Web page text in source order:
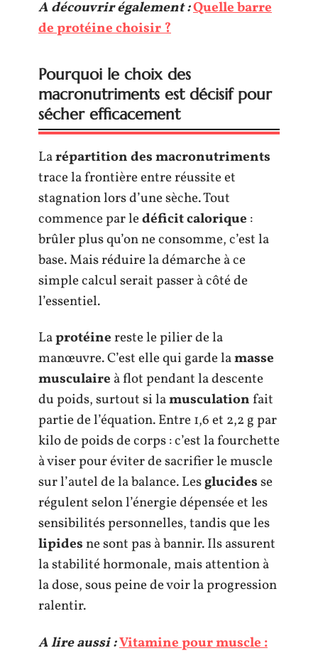
A découvrir également :Quelle barre
de protéine choisir ?
Pourquoi le choix des
macronutriments est décisif pour
sécher efficacement
Larépartition des macronutriments
trace la frontière entre réussite et
stagnation lors d’une sèche. Tout
commence par ledéficit calorique :
brûler plus qu’on ne consomme, c’est la
base. Mais réduire la démarche à ce
simple calcul serait passer à côté de
l’essentiel.
Laprotéinereste le pilier de la
manœuvre. C’est elle qui garde lamasse
musculaire à flot pendant la descente
du poids, surtout si lamusculationfait
partie de l’équation. Entre 1,6 et 2,2 g par
kilo de poids de corps : c’est la fourchette
à viser pour éviter de sacrifier le muscle
sur l’autel de la balance. Lesglucidesse
régulent selon l’énergie dépensée et les
sensibilités personnelles, tandis que les
lipidesne sont pas à bannir. Ils assurent
la stabilité hormonale, mais attention à
la dose, sous peine de voir la progression
ralentir.
A lire aussi :Vitamine pour muscle :